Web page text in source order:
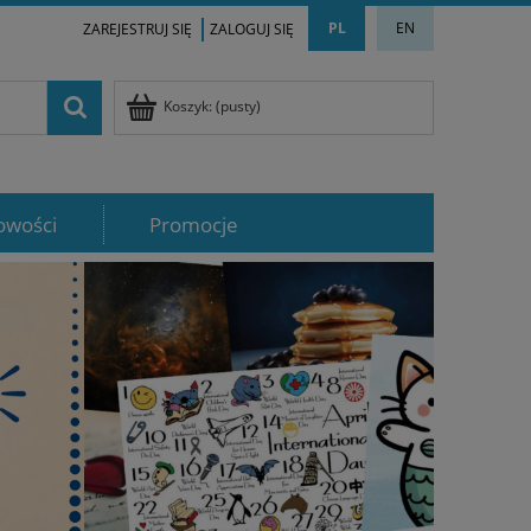
PL EN
ZAREJESTRUJ SIĘ ZALOGUJ SIĘ
Koszyk: (pusty)
Promocje